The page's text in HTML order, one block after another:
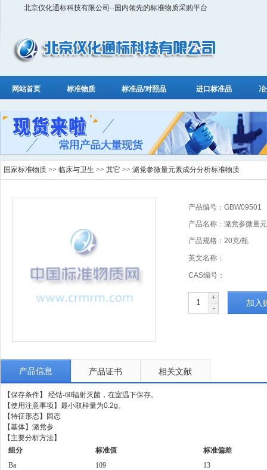
北京仪化通标科技有限公司--国内领先的标准物质采购平台
网站首页 标准物质 标准品/对照品 进口标准品
国家标准物质 >> 临床与卫生 >> 其它 >> 潞党参微量元素成分分析标准物质
产品编号：GBW09501
产品名称：潞党参微量
产品规格：20克/瓶
英文名称：
CAS编号：
-
+
加入
产品信息 产品证书 相关文献
【保存条件】 经钴-60辐射灭菌，在室温下保存。
【使用注意事项】最小取样量为0.2g。
【特征形态】固态
【基体】潞党参
【主要分析方法】
组分
标准值
标准偏差
Ba
109
13